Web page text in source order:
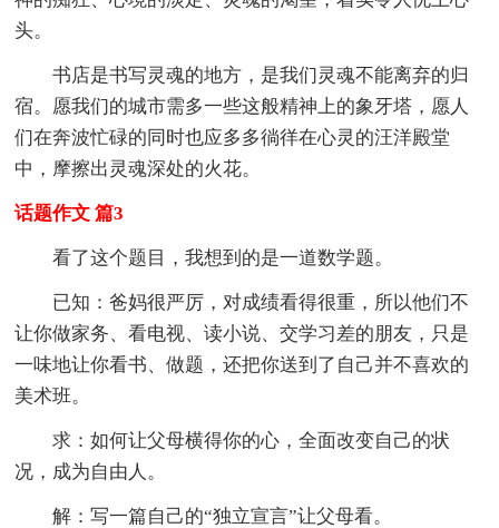
头。
书店是书写灵魂的地方，是我们灵魂不能离弃的归
宿。愿我们的城市需多一些这般精神上的象牙塔，愿人
们在奔波忙碌的同时也应多多徜徉在心灵的汪洋殿堂
中，摩擦出灵魂深处的火花。
话题作文 篇3
看了这个题目，我想到的是一道数学题。
已知：爸妈很严厉，对成绩看得很重，所以他们不
让你做家务、看电视、读小说、交学习差的朋友，只是
一味地让你看书、做题，还把你送到了自己并不喜欢的
美术班。
求：如何让父母横得你的心，全面改变自己的状
况，成为自由人。
解：写一篇自己的“独立宣言”让父母看。